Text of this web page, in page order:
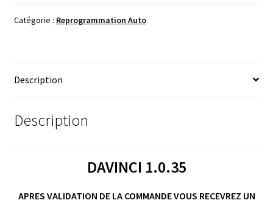
Catégorie : Reprogrammation Auto
Description
Description
DAVINCI 1.0.35
APRES VALIDATION DE LA COMMANDE VOUS RECEVREZ UN